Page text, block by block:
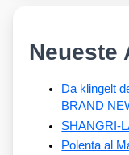
Neueste
Da klingelt
BRAND
SHANGRI-
Polenta al